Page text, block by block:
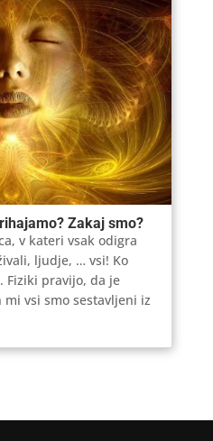
Zakaj smo?
v kateri vsak odigra
ljudje, … vsi! Ko
Fiziki pravijo, da je
vsi smo sestavljeni iz